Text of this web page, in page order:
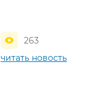
263
читать новость